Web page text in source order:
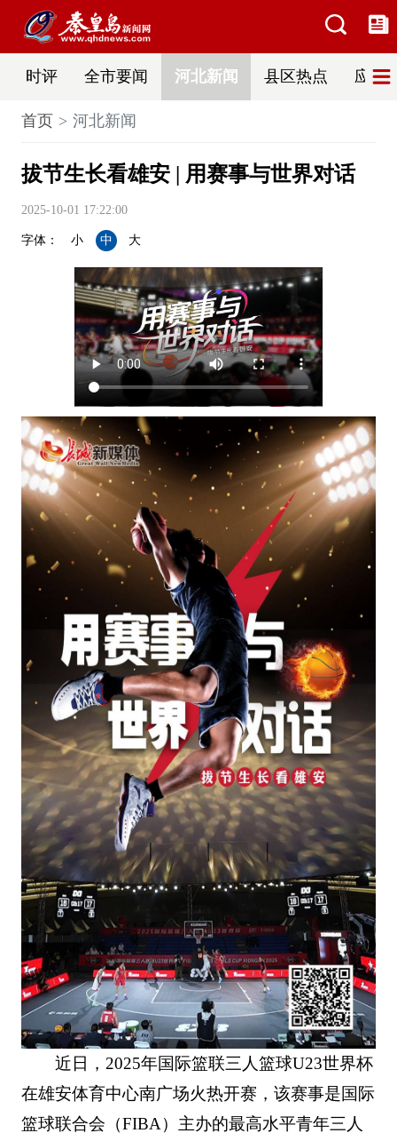
时评 全市要闻 河北新闻 县区热点 应急
首页 河北新闻
拔节生长看雄安 | 用赛事与世界对话
2025-10-01 17:22:00
字体： 小 中 大
近日，2025年国际篮联三人篮球U23世界杯
在雄安体育中心南广场火热开赛，该赛事是国际
篮球联合会（FIBA）主办的最高水平青年三人